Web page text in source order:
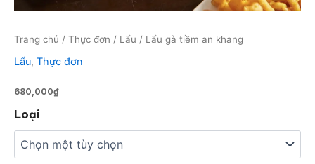
Trang chủ / Thực đơn / Lẩu / Lẩu gà tiềm an khang
Lẩu, Thực đơn
680,000₫
Loại